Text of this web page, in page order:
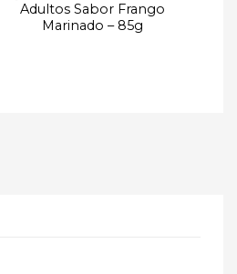
Adultos Sabor Frango
Marinado – 85g